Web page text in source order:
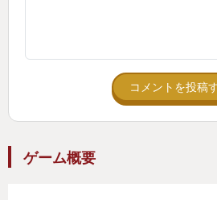
コメントを投稿
ゲーム概要